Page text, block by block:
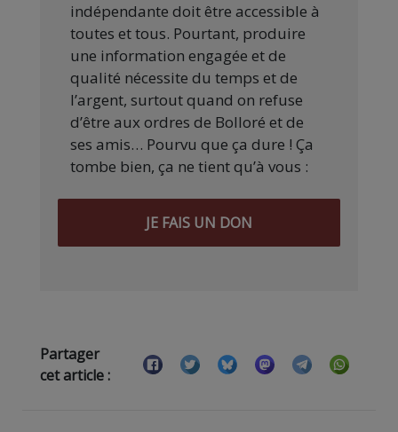
indépendante doit être accessible à
toutes et tous. Pourtant, produire
une information engagée et de
qualité nécessite du temps et de
l’argent, surtout quand on refuse
d’être aux ordres de Bolloré et de
ses amis… Pourvu que ça dure ! Ça
tombe bien, ça ne tient qu’à vous :
JE FAIS UN DON
Partager
cet article :